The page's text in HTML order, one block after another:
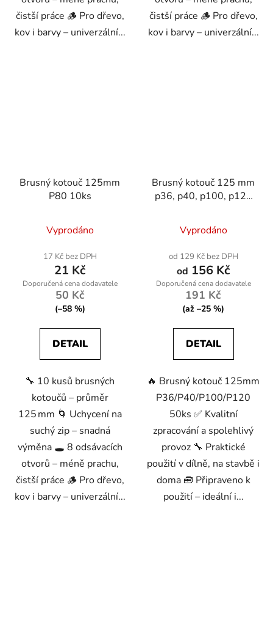
čistší práce 🪵 Pro dřevo,
kov i barvy – univerzální...
čistší práce 🪵 Pro dřevo,
kov i barvy – univerzální...
Brusný kotouč 125mm
P80 10ks
Vyprodáno
17 Kč bez DPH
21 Kč
50 Kč
(–58 %)
DETAIL
🔧 10 kusů brusných
kotoučů – průměr
125 mm 🌀 Uchycení na
suchý zip – snadná
výměna 🕳️ 8 odsávacích
otvorů – méně prachu,
čistší práce 🪵 Pro dřevo,
kov i barvy – univerzální...
Brusný kotouč 125 mm
p36, p40, p100, p120
Vyprodáno
od 129 Kč bez DPH
od 156 Kč
191 Kč
(až –25 %)
DETAIL
🔥 Brusný kotouč 125mm
P36/P40/P100/P120
50ks ✅ Kvalitní
zpracování a spolehlivý
provoz 🔧 Praktické
použití v dílně, na stavbě i
doma 🧰 Připraveno k
použití – ideální i...